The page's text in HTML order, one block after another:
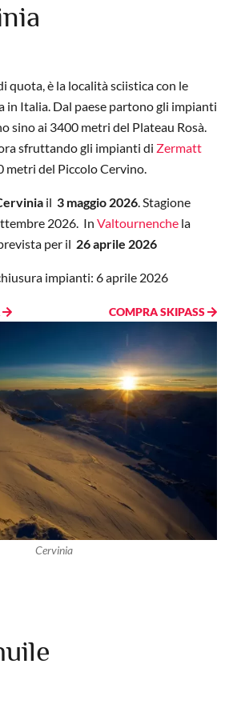
Cervinia
quota, è la località sciistica con le
in Italia. Dal paese partono gli impianti
sino ai 3400 metri del Plateau Rosà.
sfruttando gli impianti di Zermatt
metri del Piccolo Cervino.
il 3 maggio 2026. Stagione
2026. In Valtournenche la
per il 26 aprile 2026
impianti: 6 aprile 2026
COMPRA SKIPASS